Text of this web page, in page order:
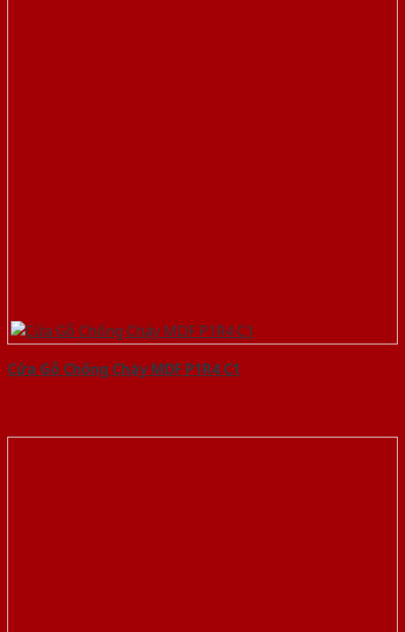
Cửa Gỗ Chống Cháy MDF P1R4 C1